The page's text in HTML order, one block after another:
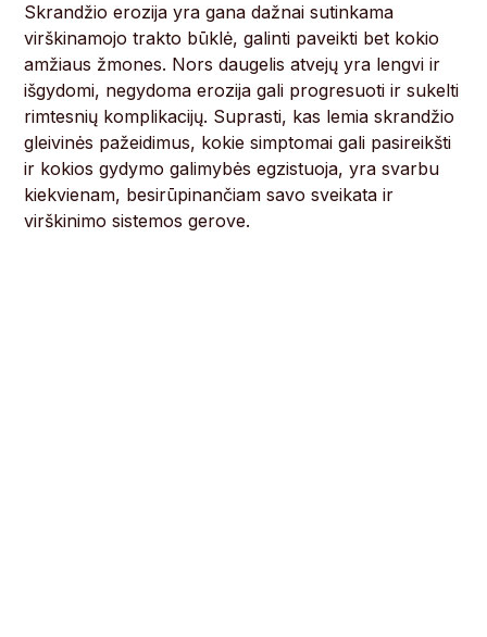
Skrandžio erozija yra gana dažnai sutinkama
virškinamojo trakto būklė, galinti paveikti bet kokio
amžiaus žmones. Nors daugelis atvejų yra lengvi ir
išgydomi, negydoma erozija gali progresuoti ir sukelti
rimtesnių komplikacijų. Suprasti, kas lemia skrandžio
gleivinės pažeidimus, kokie simptomai gali pasireikšti
ir kokios gydymo galimybės egzistuoja, yra svarbu
kiekvienam, besirūpinančiam savo sveikata ir
virškinimo sistemos gerove.